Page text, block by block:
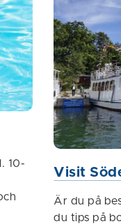
10-
Visit
Är du på
du tips på